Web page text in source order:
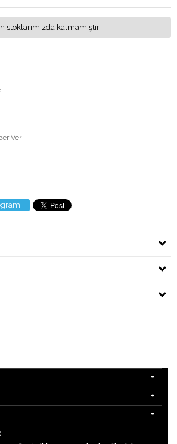
stoklarımızda kalmamıştır.
Ver